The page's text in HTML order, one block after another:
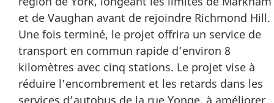
et de Vaughan avant de rejoindre Richmond Hill.
Une fois terminé, le projet offrira un service de
transport en commun rapide d’environ 8
kilomètres avec cinq stations. Le projet vise à
réduire l’encombrement et les retards dans les
services d’autobus de la rue Yonge, à améliorer